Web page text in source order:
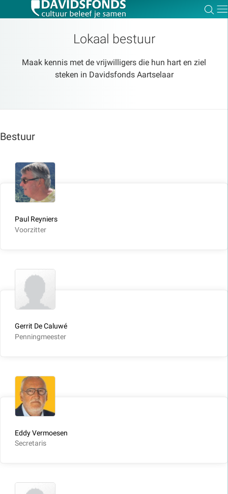
Lokaal bestuur
Maak kennis met de vrijwilligers die hun hart en ziel
steken in Davidsfonds Aartselaar
Bestuur
Paul Reyniers
Voorzitter
Gerrit De Caluwé
Penningmeester
Eddy Vermoesen
Secretaris
Zoeken